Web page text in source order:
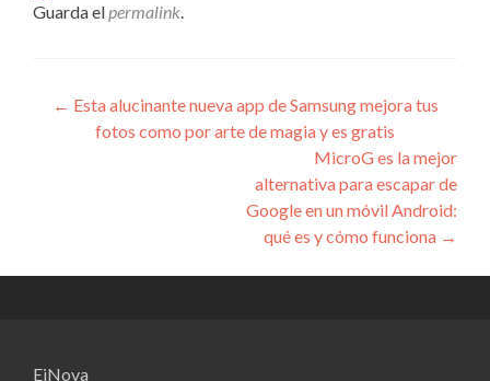
Guarda elpermalink.
Navegación
← Esta alucinante nueva app de Samsung mejora tus
fotos como por arte de magia y es gratis
MicroG es la mejor
alternativa para escapar de
Google en un móvil Android:
qué es y cómo funciona →
EiNova